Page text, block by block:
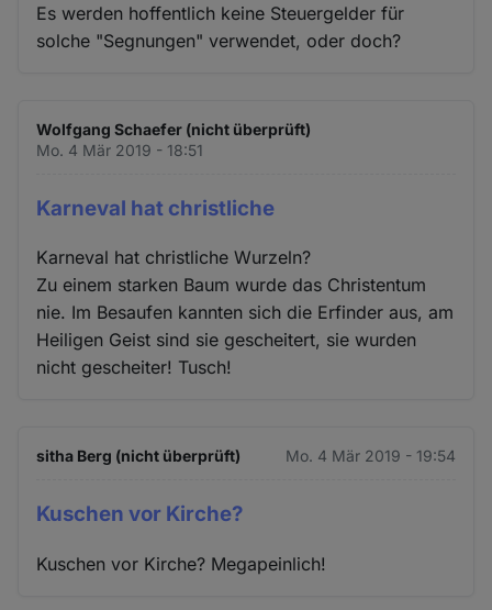
Es werden hoffentlich keine Steuergelder für
solche "Segnungen" verwendet, oder doch?
Wolfgang Schaefer (nicht überprüft)
Mo. 4 Mär 2019 - 18:51
Karneval hat christliche
Karneval hat christliche Wurzeln?
Zu einem starken Baum wurde das Christentum
nie. Im Besaufen kannten sich die Erfinder aus, am
Heiligen Geist sind sie gescheitert, sie wurden
nicht gescheiter! Tusch!
sitha Berg (nicht überprüft) Mo. 4 Mär 2019 - 19:54
Kuschen vor Kirche?
Kuschen vor Kirche? Megapeinlich!